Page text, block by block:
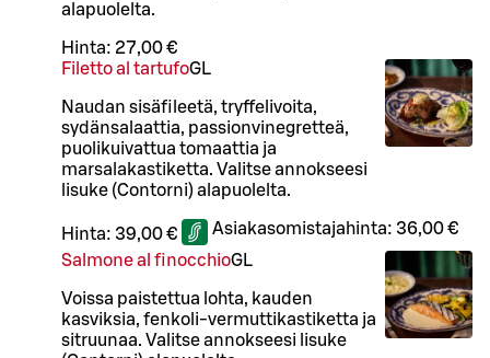
alapuolelta.
Hinta: 27,00 €
Filetto al tartufoGL
Naudan sisäfileetä, tryffelivoita,
sydänsalaattia, passionvinegretteä,
puolikuivattua tomaattia ja
marsalakastiketta. Valitse annokseesi
lisuke (Contorni) alapuolelta.
Hinta: 39,00 € Asiakasomistajahinta: 36,00 €
Salmone al finocchioGL
Voissa paistettua lohta, kauden
kasviksia, fenkoli-vermuttikastiketta ja
sitruunaa. Valitse annokseesi lisuke